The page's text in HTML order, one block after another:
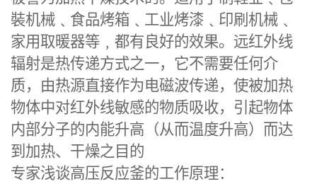
裝机械﹑食品烤箱﹑工业烤漆﹑印刷机械﹑
家用取暖器等﹐都有良好的效果。远红外线
辐射是热传递方式之一，它不需要任何介
质，由热源直接作为电磁波传递，使被加热
物体中对红外线敏感的物质吸收，引起物体
内部分子的内能升高（从而温度升高）而达
到加热、干燥之目的
专家浅谈高压反应釜的工作原理：